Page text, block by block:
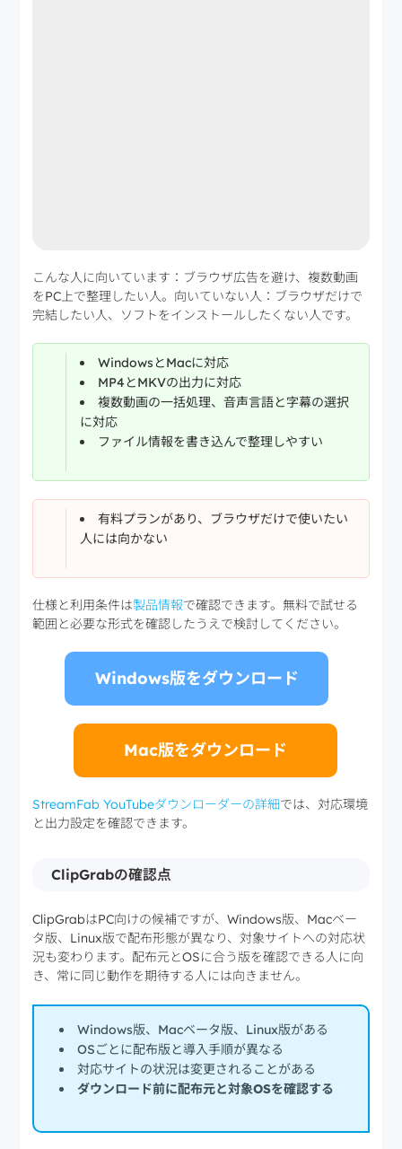
こんな人に向いています：ブラウザ広告を避け、複数動画
をPC上で整理したい人。向いていない人：ブラウザだけで
完結したい人、ソフトをインストールしたくない人です。
WindowsとMacに対応
MP4とMKVの出力に対応
複数動画の一括処理、音声言語と字幕の選択
に対応
ファイル情報を書き込んで整理しやすい
有料プランがあり、ブラウザだけで使いたい
人には向かない
仕様と利用条件は製品情報で確認できます。無料で試せる
範囲と必要な形式を確認したうえで検討してください。
Windows版をダウンロード
Mac版をダウンロード
StreamFab YouTubeダウンローダーの詳細では、対応環境
と出力設定を確認できます。
ClipGrabの確認点
ClipGrabはPC向けの候補ですが、Windows版、Macベー
タ版、Linux版で配布形態が異なり、対象サイトへの対応状
況も変わります。配布元とOSに合う版を確認できる人に向
き、常に同じ動作を期待する人には向きません。
Windows版、Macベータ版、Linux版がある
OSごとに配布版と導入手順が異なる
対応サイトの状況は変更されることがある
ダウンロード前に配布元と対象OSを確認する